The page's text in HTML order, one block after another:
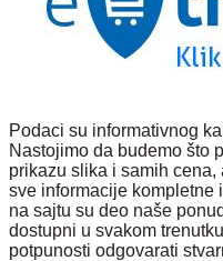
Podaci su informativnog
Nastojimo da budemo što
prikazu slika i samih
sve informacije kompletne
na sajtu su deo naše
dostupni u svakom
potpunosti odgovarati